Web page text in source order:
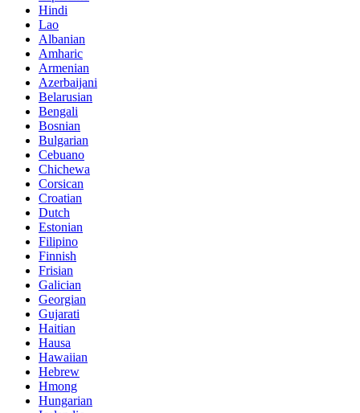
Hindi
Lao
Albanian
Amharic
Armenian
Azerbaijani
Belarusian
Bengali
Bosnian
Bulgarian
Cebuano
Chichewa
Corsican
Croatian
Dutch
Estonian
Filipino
Finnish
Frisian
Galician
Georgian
Gujarati
Haitian
Hausa
Hawaiian
Hebrew
Hmong
Hungarian